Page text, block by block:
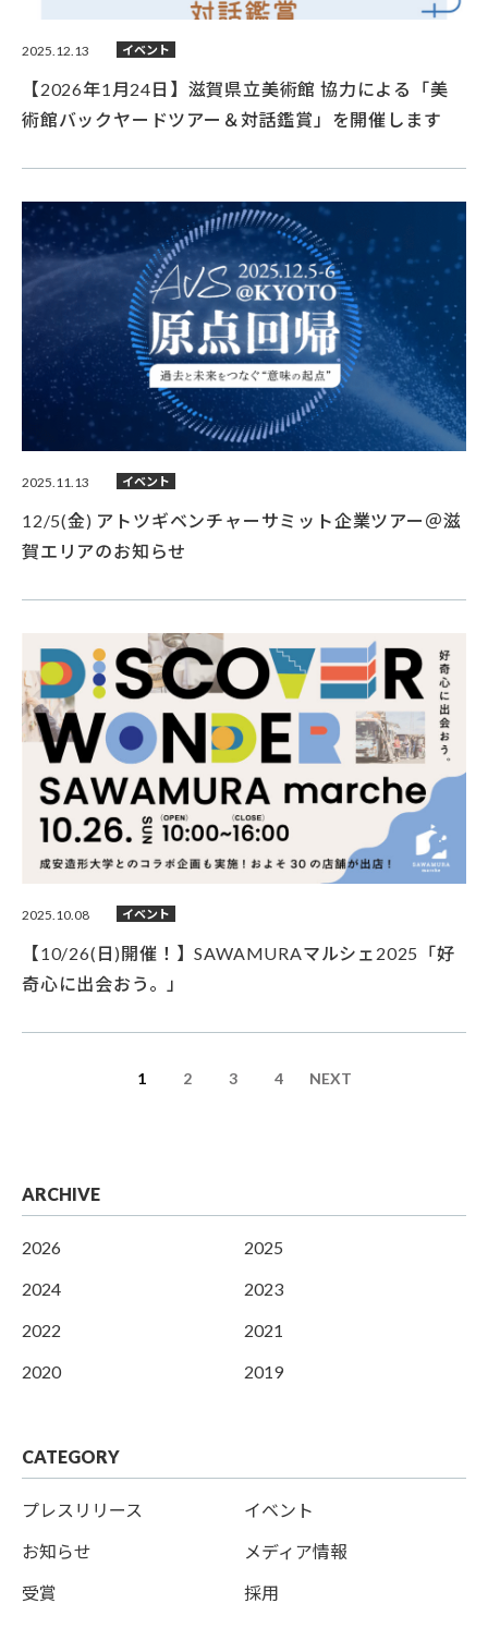
2025.12.13 イベント
【2026年1月24日】滋賀県立美術館 協力による「美
術館バックヤードツアー＆対話鑑賞」を開催します
2025.11.13 イベント
12/5(金) アトツギベンチャーサミット企業ツアー＠滋
賀エリアのお知らせ
2025.10.08 イベント
【10/26(日)開催！】SAWAMURAマルシェ2025「好
奇心に出会おう。」
1 2 3 4 NEXT
ARCHIVE
2026
2025
2024
2023
2022
2021
2020
2019
CATEGORY
プレスリリース
イベント
お知らせ
メディア情報
受賞
採用